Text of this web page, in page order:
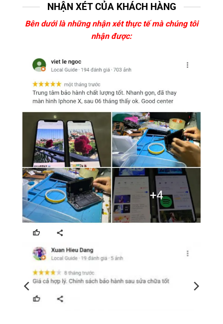
NHẬN XÉT CỦA KHÁCH HÀNG
Bên dưới là những nhận xét thực tế mà chúng tôi
nhận được: